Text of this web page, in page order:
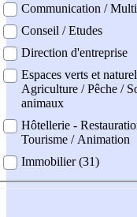
Communication /
Conseil / Etudes
Direction d'entreprise
Espaces verts et
Agriculture / Pêche /
animaux
Hôtellerie -
Tourisme / Animation
Immobilier (31)